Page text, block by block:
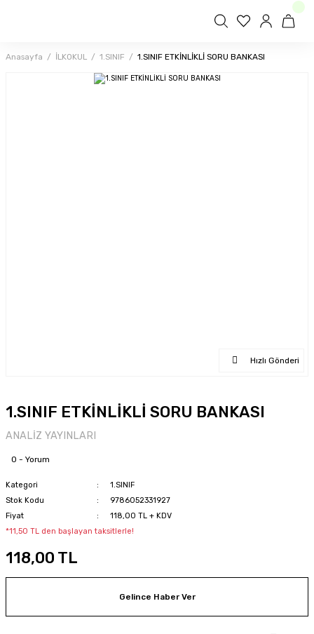
Anasayfa İLKOKUL 1.SINIF 1.SINIF ETKİNLİKLİ SORU BANKASI
Hızlı Gönderi
1.SINIF ETKİNLİKLİ SORU BANKASI
ANALİZ YAYINLARI
0 - Yorum
Kategori
1.SINIF
Stok Kodu
9786052331927
Fiyat
118,00 TL + KDV
*11,50 TL den başlayan taksitlerle!
118,00 TL
Gelince Haber Ver